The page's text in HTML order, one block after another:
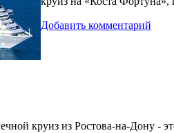
Добавить комментарий
круиз из Ростова-на-Дону -